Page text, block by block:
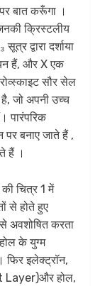
बात करूँगा ।
क्रिस्टलीय
द्वारा दर्शाया
हैं, और X एक
सौर सेल
जो अपनी उच्च
पारंपरिक
बनाए जाते हैं ,
हैं ।
चित्र 1 में
से होते हुए
अवशोषित करता
के युग्म
फिर इलेक्ट्रॉन,
Layer)और होल,